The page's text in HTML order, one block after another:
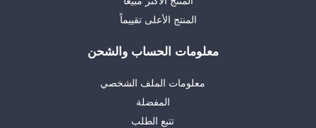
المنتج الأعلى تقييماً
معلومات الحساب والشحن
معلومات الملف الشخصي
المفضلة
تتبع الطلب